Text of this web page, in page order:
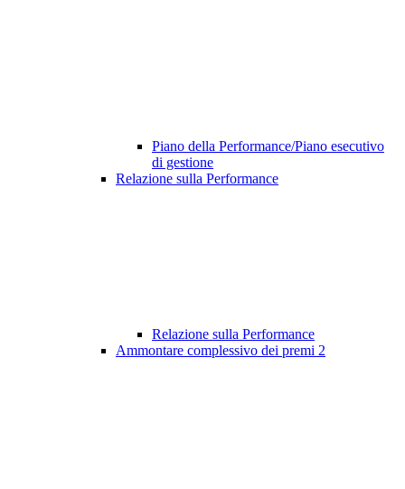
Piano della Performance/Piano esecutivo
di gestione
Relazione sulla Performance
Relazione sulla Performance
Ammontare complessivo dei premi 2